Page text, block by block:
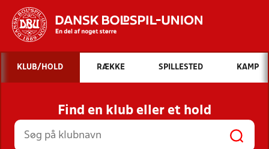
Hvad vil du søge efter?
INDHOLD OG NYHEDER
STILLINGER, RESULTATER, KLUBBER OG
HOLD
KLUB/HOLD RÆKKE SPILLESTED KAMP
Find en klub eller et hold